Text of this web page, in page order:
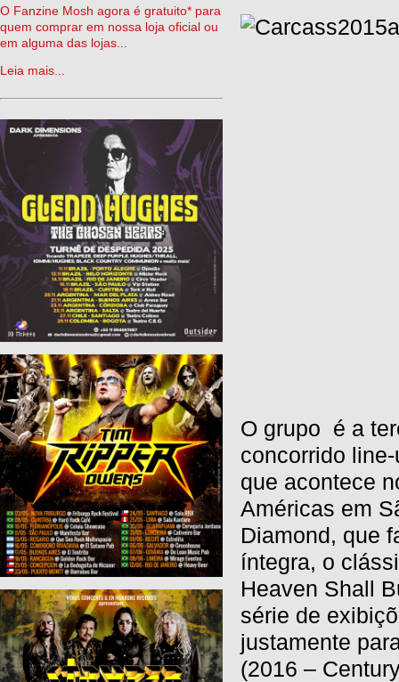
O Fanzine Mosh agora é gratuito* para
quem comprar em nossa loja oficial ou
em alguma das lojas...
Leia mais...
O grupo é a
concorrido
que acontece
Américas em
Diamond, que
íntegra, o
Heaven Shall
série de
justamente
(2016 –